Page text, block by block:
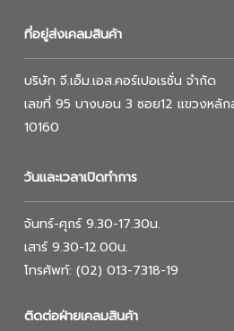
ที่อยู่ส่งเคลมสินค้า
บริษัท จี.เอ็ม.เอส.คอร์เปอเรชั่น จำกัด
เลขที่ 95 บางบอน 3 ซอย12 แขวงหลั
10160
วันและเวลาเปิดทำการ
จันทร์-ศุกร์ 9.30-17.30น.
เสาร์ 9.30-12.00น.
โทรศัพท์: (02) 013-7318-19
ติดต่อฝ่ายเคลมสินค้า